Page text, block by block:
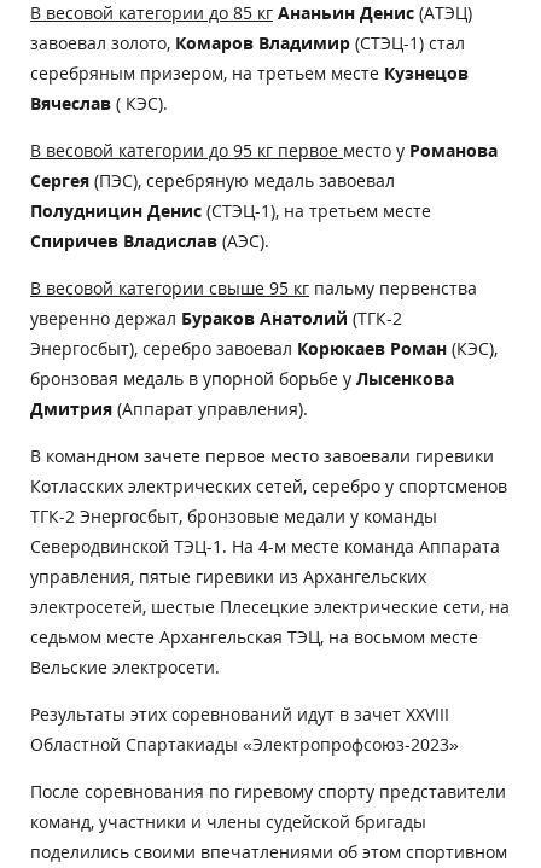
В весовой категории до 85 кг Ананьин Денис (АТЭЦ)
завоевал золото, Комаров Владимир (СТЭЦ-1) стал
серебряным призером, на третьем месте Кузнецов
Вячеслав ( КЭС).
В весовой категории до 95 кг первое место у Романова
Сергея (ПЭС), серебряную медаль завоевал
Полудницин Денис (СТЭЦ-1), на третьем месте
Спиричев Владислав (АЭС).
В весовой категории свыше 95 кг пальму первенства
уверенно держал Бураков Анатолий (ТГК-2
Энергосбыт), серебро завоевал Корюкаев Роман (КЭС),
бронзовая медаль в упорной борьбе у Лысенкова
Дмитрия (Аппарат управления).
В командном зачете первое место завоевали гиревики
Котласских электрических сетей, серебро у спортсменов
ТГК-2 Энергосбыт, бронзовые медали у команды
Северодвинской ТЭЦ-1. На 4-м месте команда Аппарата
управления, пятые гиревики из Архангельских
электросетей, шестые Плесецкие электрические сети, на
седьмом месте Архангельская ТЭЦ, на восьмом месте
Вельские электросети.
Результаты этих соревнований идут в зачет XXVIII
Областной Спартакиады «Электропрофсоюз-2023»
После соревнования по гиревому спорту представители
команд, участники и члены судейской бригады
поделились своими впечатлениями об этом спортивном